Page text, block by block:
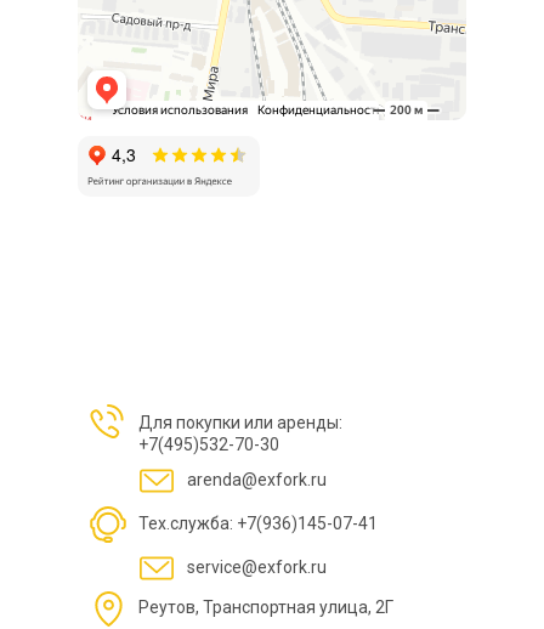
Для покупки или аренды:
+7(495)532-70-30
service@exfork.ru
arenda@exfork.ru
Реутов, Транспортная улица, 2Г
Тех.служба: +7(936)145-07-41